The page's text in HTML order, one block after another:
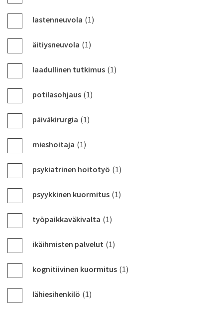
lastenneuvola (1)
äitiysneuvola (1)
laadullinen tutkimus (1)
potilasohjaus (1)
päiväkirurgia (1)
mieshoitaja (1)
psykiatrinen hoitotyö (1)
psyykkinen kuormitus (1)
työpaikkaväkivalta (1)
ikäihmisten palvelut (1)
kognitiivinen kuormitus (1)
lähiesihenkilö (1)